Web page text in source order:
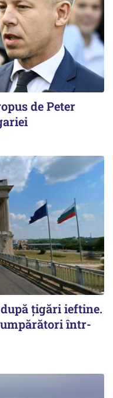
de Peter
țigări ieftine.
într-